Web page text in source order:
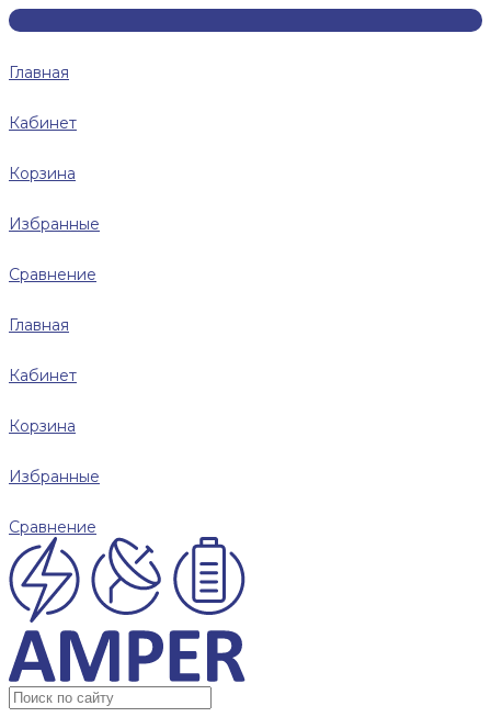
Главная
Кабинет
Корзина
Избранные
Сравнение
Главная
Кабинет
Корзина
Избранные
Сравнение